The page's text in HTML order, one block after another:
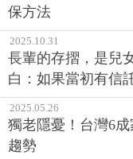
保方法
2025.10.31
長輩的存摺，是兒
白：如果當初有信
2025.05.26
獨老隱憂！台灣6
趨勢